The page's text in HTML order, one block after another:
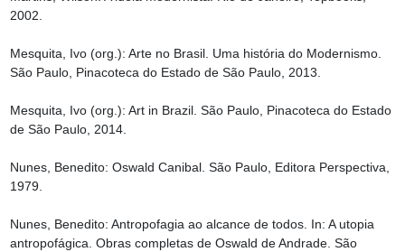
2002.
Mesquita, Ivo (org.): Arte no Brasil. Uma história do Modernismo.
São Paulo, Pinacoteca do Estado de São Paulo, 2013.
Mesquita, Ivo (org.): Art in Brazil. São Paulo, Pinacoteca do Estado
de São Paulo, 2014.
Nunes, Benedito: Oswald Canibal. São Paulo, Editora Perspectiva,
1979.
Nunes, Benedito: Antropofagia ao alcance de todos. In: A utopia
antropofágica. Obras completas de Oswald de Andrade. São